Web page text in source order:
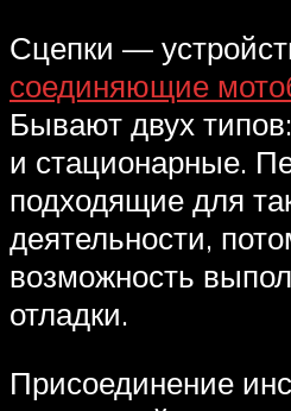
Сцепки —
соединяющие
Бывают двух
и стационарные.
подходящие для
деятельности,
возможность
отладки.
Присоединение